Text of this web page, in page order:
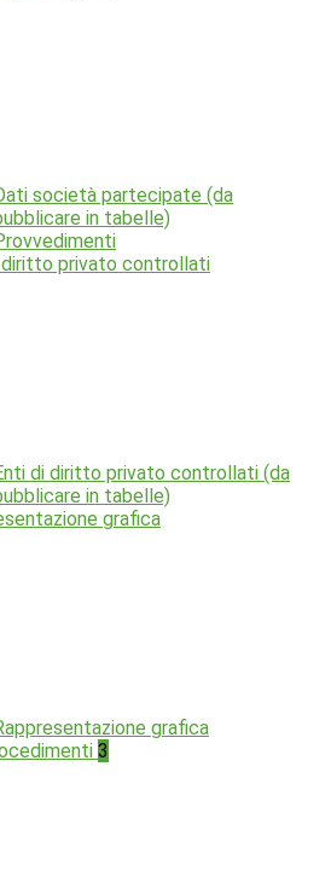
società partecipate (da
in tabelle)
diritto privato controllati
di diritto privato controllati (da
in tabelle)
grafica
grafica
3